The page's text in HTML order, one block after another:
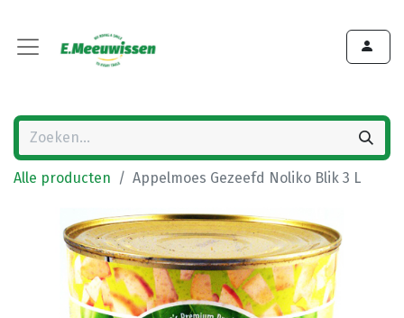
Alle producten Appelmoes Gezeefd Noliko Blik 3 L